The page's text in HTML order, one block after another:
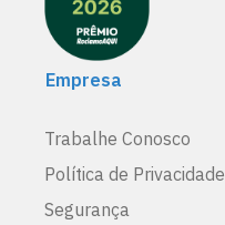
Empresa
Trabalhe Conosco
Política de Privacidade
Segurança